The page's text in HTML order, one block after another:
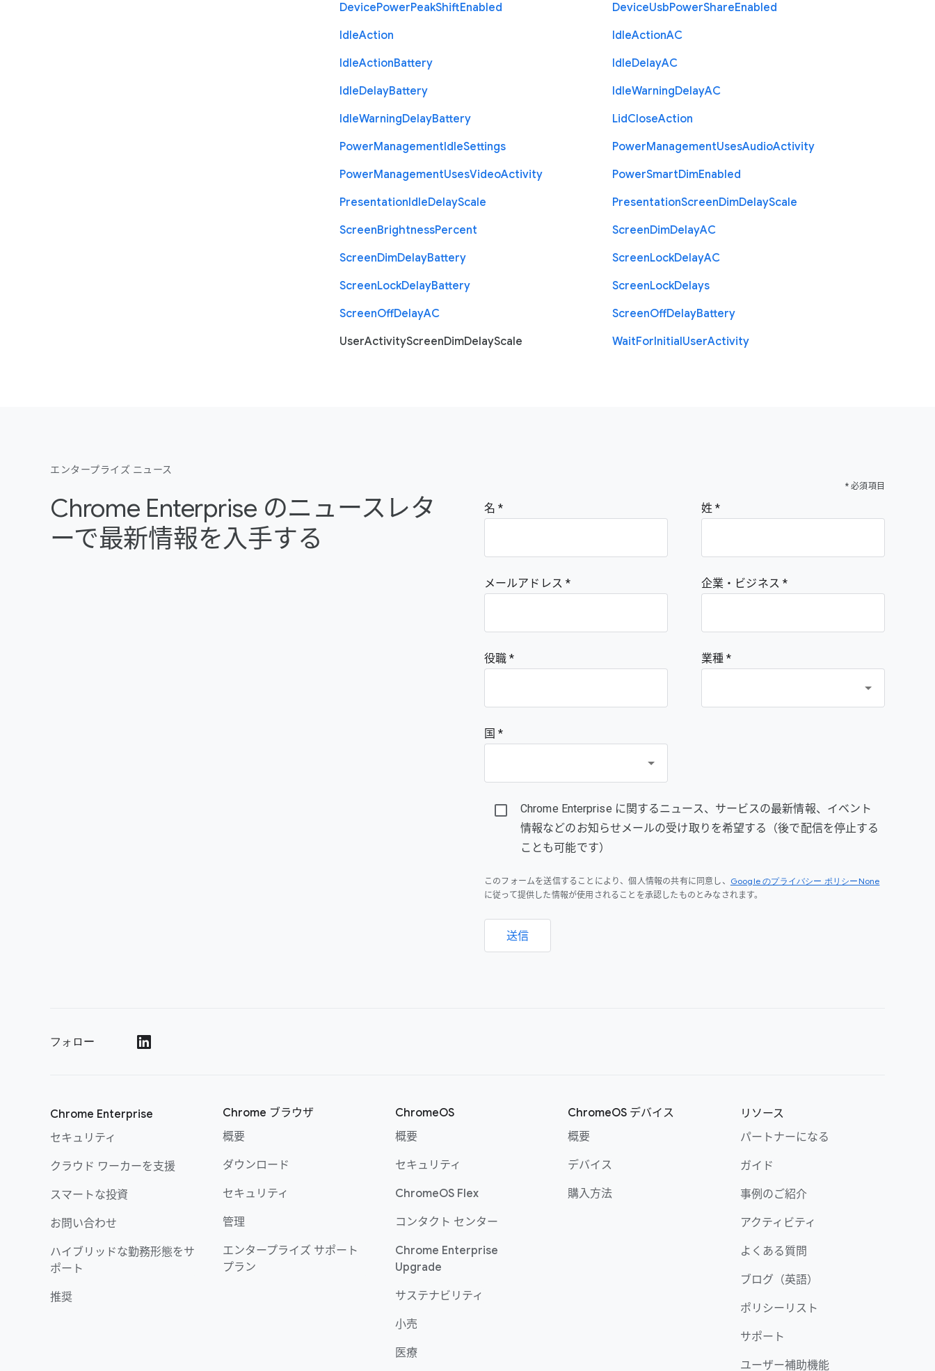
DevicePowerPeakShiftEnabled DeviceUsbPowerShareEnabled
IdleAction IdleActionAC
IdleActionBattery IdleDelayAC
IdleDelayBattery IdleWarningDelayAC
IdleWarningDelayBattery LidCloseAction
PowerManagementIdleSettings PowerManagementUsesAudioActivity
PowerManagementUsesVideoActivity PowerSmartDimEnabled
PresentationIdleDelayScale PresentationScreenDimDelayScale
ScreenBrightnessPercent ScreenDimDelayAC
ScreenDimDelayBattery ScreenLockDelayAC
ScreenLockDelayBattery ScreenLockDelays
ScreenOffDelayAC ScreenOffDelayBattery
UserActivityScreenDimDelayScale WaitForInitialUserActivity
エンタープライズ ニュース
Chrome Enterprise のニュースレタ
ーで最新情報を入手する
* 必須項目
名 姓
メールアドレス 企業・ビジネス
役職 業種 *
国 *
Chrome Enterprise に関するニュース、サービスの最新情報、イベント
情報などのお知らせメールの受け取りを希望する（後で配信を停止する
ことも可能です）
このフォームを送信することにより、個人情報の共有に同意し、 Google のプライバシー ポリシーNone
に従って提供した情報が使用されることを承認したものとみなされます。
送信
フォロー
Chrome Enterprise
セキュリティ
クラウド ワーカーを支援
スマートな投資
お問い合わせ
ハイブリッドな勤務形態をサ
ポート
推奨
Chrome ブラウザ
概要
ダウンロード
セキュリティ
管理
エンタープライズ サポート
プラン
ChromeOS
概要
セキュリティ
ChromeOS Flex
コンタクト センター
Chrome Enterprise
Upgrade
サステナビリティ
小売
医療
ChromeOS デバイス
概要
デバイス
購入方法
リソース
パートナーになる
ガイド
事例のご紹介
アクティビティ
よくある質問
ブログ（英語）
ポリシーリスト
サポート
ユーザー補助機能